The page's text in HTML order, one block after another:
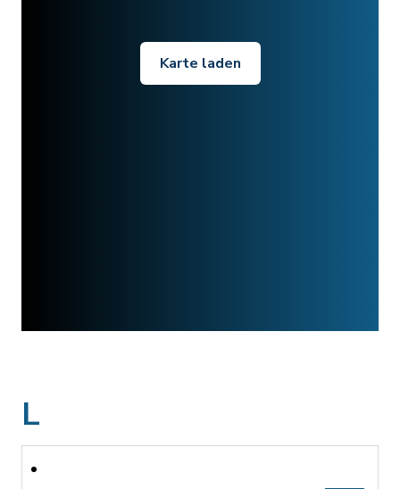
Karte laden
L